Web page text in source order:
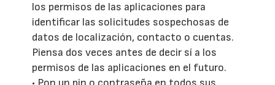
los permisos de las aplicaciones para
identificar las solicitudes sospechosas de
datos de localización, contacto o cuentas.
Piensa dos veces antes de decir sí a los
permisos de las aplicaciones en el futuro.